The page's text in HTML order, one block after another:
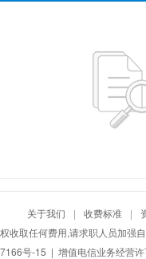
关于我们 | 收费标准 |
收取任何费用,请求职人员加强
号-15 | 增值电信业务经营